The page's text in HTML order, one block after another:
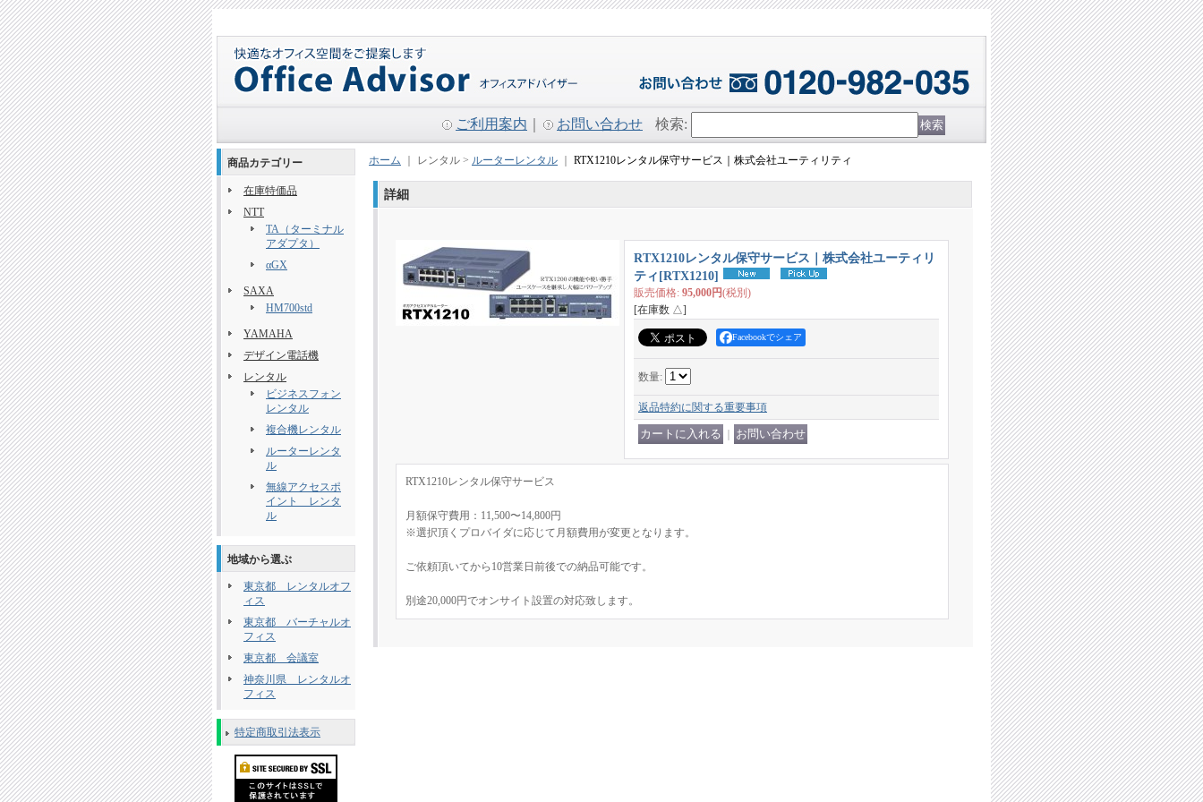
ご利用案内 お問い合わせ 検索:
商品カテゴリー
在庫特価品
NTT
TA（ターミナル
アダプタ）
αGX
SAXA
HM700std
YAMAHA
デザイン電話機
レンタル
ビジネスフォン
レンタル
複合機レンタル
ルーターレンタ
ル
無線アクセスポ
イント レンタ
ル
地域から選ぶ
東京都 レンタルオフ
ィス
東京都 バーチャルオ
フィス
東京都 会議室
神奈川県 レンタルオ
フィス
特定商取引法表示
ホーム ｜ レンタル > ルーターレンタル RTX1210レンタル保守サービス｜株式会社ユーティリティ
詳細
RTX1210レンタル保守サービス｜株式会社ユーティリ
ティ [RTX1210]
販売価格: 95,000円(税別)
[在庫数 △]
Facebookでシェア
数量:
返品特約に関する重要事項
RTX1210レンタル保守サービス
月額保守費用：11,500〜14,800円
※選択頂くプロバイダに応じて月額費用が変更となります。
ご依頼頂いてから10営業日前後での納品可能です。
別途20,000円でオンサイト設置の対応致します。